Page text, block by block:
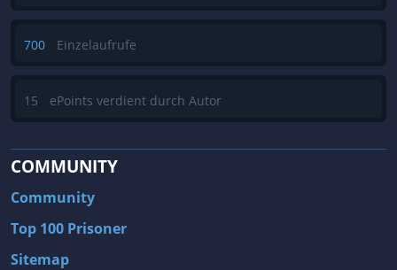
700 Einzelaufrufe
15 ePoints verdient durch Autor
COMMUNITY
Community
Top 100 Prisoner
Sitemap